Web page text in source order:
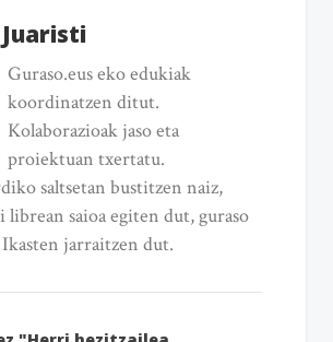
Guraso.eus eko edukiak
koordinatzen ditut.
Kolaborazioak jaso eta
proiektuan txertatu.
saltsetan bustitzen naiz,
librean saioa egiten dut, guraso
jarraitzen dut.